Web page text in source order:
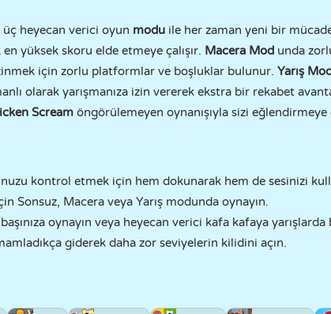
heyecan verici oyun modu ile her zaman yeni bir
yüksek skoru elde etmeye çalışır. Macera Mod unda
için zorlu platformlar ve boşluklar bulunur. Yarış
olarak yarışmanıza izin vererek ekstra bir rekabet
Scream öngörülemeyen oynanışıyla sizi eğlendirmeye
kontrol etmek için hem dokunarak hem de sesinizi
Sonsuz, Macera veya Yarış modunda oynayın.
oynayın veya heyecan verici kafa kafaya
giderek daha zor seviyelerin kilidini açın.